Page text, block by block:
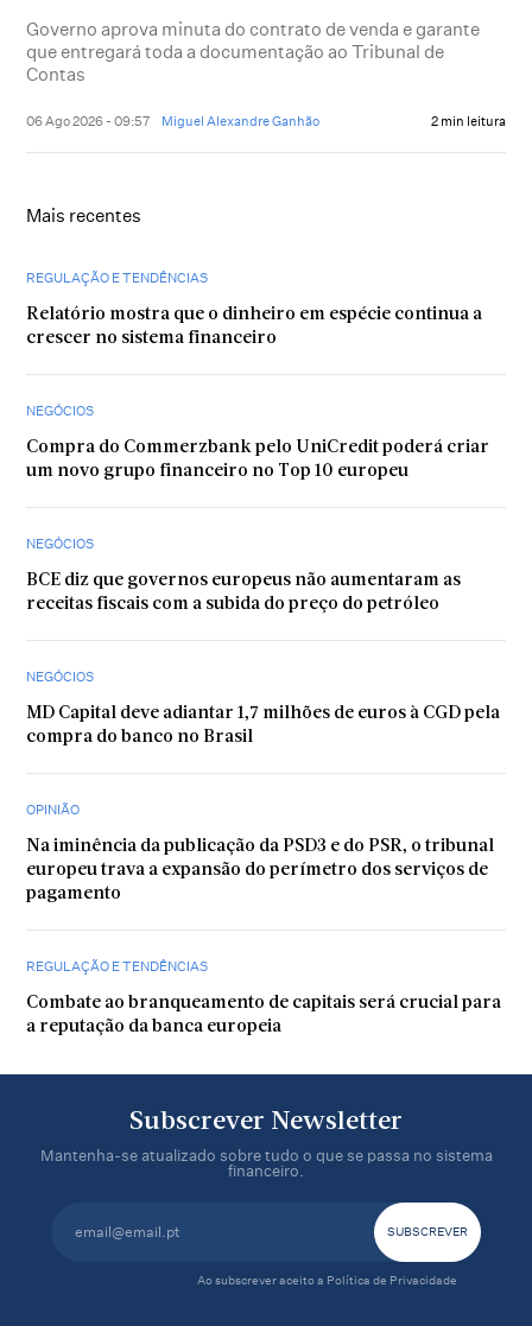
Governo aprova minuta do contrato de venda e garante
que entregará toda a documentação ao Tribunal de
Contas
06 Ago 2026 - 09:57 Miguel Alexandre Ganhão 2 min leitura
Mais recentes
REGULAÇÃO E TENDÊNCIAS
Relatório mostra que o dinheiro em espécie continua a
crescer no sistema financeiro
NEGÓCIOS
Compra do Commerzbank pelo UniCredit poderá criar
um novo grupo financeiro no Top 10 europeu
NEGÓCIOS
BCE diz que governos europeus não aumentaram as
receitas fiscais com a subida do preço do petróleo
NEGÓCIOS
MD Capital deve adiantar 1,7 milhões de euros à CGD pela
compra do banco no Brasil
OPINIÃO
Na iminência da publicação da PSD3 e do PSR, o tribunal
europeu trava a expansão do perímetro dos serviços de
pagamento
REGULAÇÃO E TENDÊNCIAS
Combate ao branqueamento de capitais será crucial para
a reputação da banca europeia
Subscrever Newsletter
Mantenha-se atualizado sobre tudo o que se passa no sistema
financeiro.
Ao subscrever aceito a Política de Privacidade